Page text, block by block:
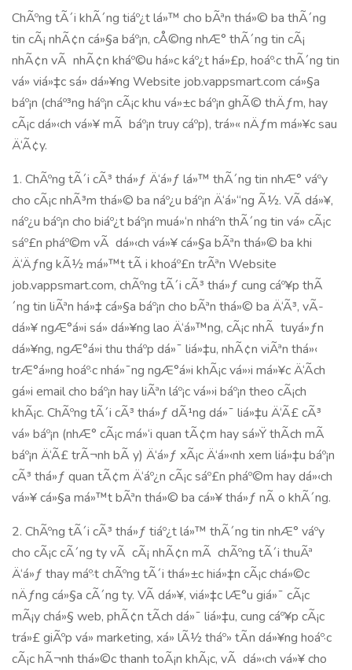
ChÃºng tÃ´i khÃ´ng tiáº¿t lá»™ cho bÃªn thá»© ba thÃ´ng
tin cÃ¡ nhÃ¢n cá»§a báº¡n, cÅ©ng nhÆ° thÃ´ng tin cÃ¡
nhÃ¢n vÃ nhÃ¢n kháº©u há»c káº¿t há»£p, hoáº·c thÃ´ng tin
vá» viá»‡c sá»­ dá»¥ng Website job.vappsmart.com cá»§a
báº¡n (cháº³ng háº¡n cÃ¡c khu vá»±c báº¡n ghÃ© thÄƒm, hay
cÃ¡c dá»‹ch vá»¥ mÃ báº¡n truy cáº­p), trá»« nÄƒm má»¥c sau
Ä‘Ã¢y.
1. ChÃºng tÃ´i cÃ³ thá»ƒ Ä‘á»ƒ lá»™ thÃ´ng tin nhÆ° váº­y
cho cÃ¡c nhÃ³m thá»© ba náº¿u báº¡n Ä‘á»“ng Ã½. VÃ­ dá»¥,
náº¿u báº¡n cho biáº¿t báº¡n muá»‘n nháº­n thÃ´ng tin vá» cÃ¡c
sáº£n pháº©m vÃ dá»‹ch vá»¥ cá»§a bÃªn thá»© ba khi
Ä‘Äƒng kÃ½ má»™t tÃ i khoáº£n trÃªn Website
job.vappsmart.com, chÃºng tÃ´i cÃ³ thá»ƒ cung cáº¥p thÃ
´ng tin liÃªn há»‡ cá»§a báº¡n cho bÃªn thá»© ba Ä‘Ã³, vÃ­
dá»¥ ngÆ°á»i sá»­ dá»¥ng lao Ä‘á»™ng, cÃ¡c nhÃ tuyá»ƒn
dá»¥ng, ngÆ°á»i thu tháº­p dá»¯ liá»‡u, nhÃ¢n viÃªn thá»‹
trÆ°á»ng hoáº·c nhá»¯ng ngÆ°á»i khÃ¡c vá»›i má»¥c Ä‘Ã­ch
gá»­i email cho báº¡n hay liÃªn láº¡c vá»›i báº¡n theo cÃ¡ch
khÃ¡c. ChÃºng tÃ´i cÃ³ thá»ƒ dÃ¹ng dá»¯ liá»‡u Ä‘Ã£ cÃ³
vá» báº¡n (nhÆ° cÃ¡c má»‘i quan tÃ¢m hay sá»Ÿ thÃ­ch mÃ
báº¡n Ä‘Ã£ trÃ¬nh bÃ y) Ä‘á»ƒ xÃ¡c Ä‘á»‹nh xem liá»‡u báº¡n
cÃ³ thá»ƒ quan tÃ¢m Ä‘áº¿n cÃ¡c sáº£n pháº©m hay dá»‹ch
vá»¥ cá»§a má»™t bÃªn thá»© ba cá»¥ thá»ƒ nÃ o khÃ´ng.
2. ChÃºng tÃ´i cÃ³ thá»ƒ tiáº¿t lá»™ thÃ´ng tin nhÆ° váº­y
cho cÃ¡c cÃ´ng ty vÃ cÃ¡ nhÃ¢n mÃ chÃºng tÃ´i thuÃª
Ä‘á»ƒ thay máº·t chÃºng tÃ´i thá»±c hiá»‡n cÃ¡c chá»©c
nÄƒng cá»§a cÃ´ng ty. VÃ­ dá»¥, viá»‡c lÆ°u giá»¯ cÃ¡c
mÃ¡y chá»§ web, phÃ¢n tÃ­ch dá»¯ liá»‡u, cung cáº¥p cÃ¡c
trá»£ giÃºp vá» marketing, xá»­ lÃ½ tháº» tÃ­n dá»¥ng hoáº·c
cÃ¡c hÃ¬nh thá»©c thanh toÃ¡n khÃ¡c, vÃ dá»‹ch vá»¥ cho